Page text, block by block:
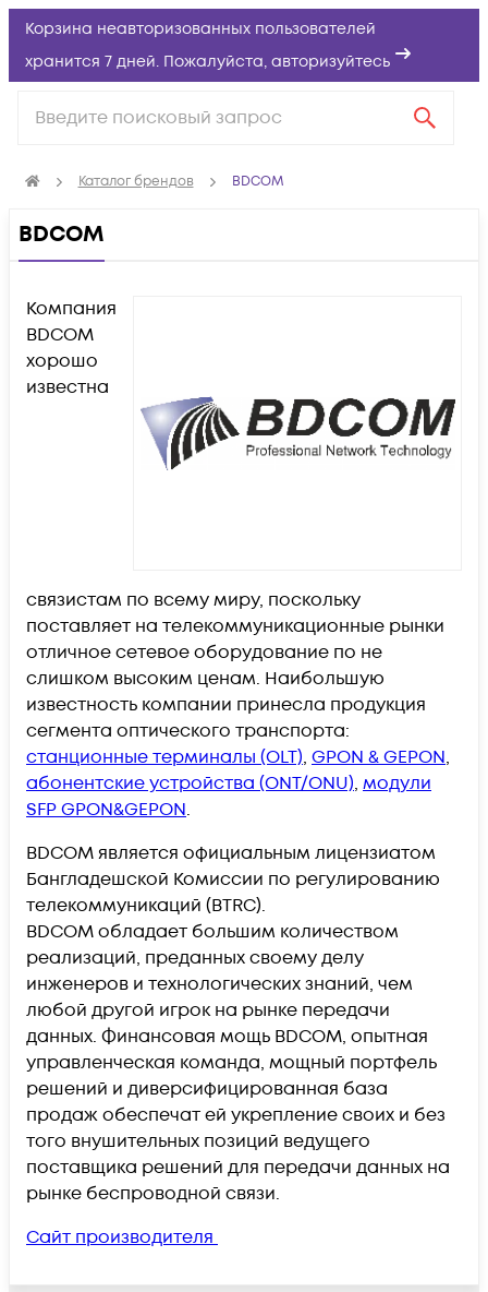
Корзина неавторизованных пользователей
хранится 7 дней. Пожалуйста, авторизуйтесь
Каталог брендов BDCOM
BDCOM
Компания
BDCOM
хорошо
известна
связистам по всему миру, поскольку
поставляет на телекоммуникационные рынки
отличное сетевое оборудование по не
слишком высоким ценам. Наибольшую
известность компании принесла продукция
сегмента оптического транспорта:
станционные терминалы (OLT), GPON & GEPON,
абонентские устройства (ONT/ONU), модули
SFP GPON&GEPON.
BDCOM является официальным лицензиатом
Бангладешской Комиссии по регулированию
телекоммуникаций (BTRC).
BDCOM обладает большим количеством
реализаций, преданных своему делу
инженеров и технологических знаний, чем
любой другой игрок на рынке передачи
данных. Финансовая мощь BDCOM, опытная
управленческая команда, мощный портфель
решений и диверсифицированная база
продаж обеспечат ей укрепление своих и без
того внушительных позиций ведущего
поставщика решений для передачи данных на
рынке беспроводной связи.
Сайт производителя